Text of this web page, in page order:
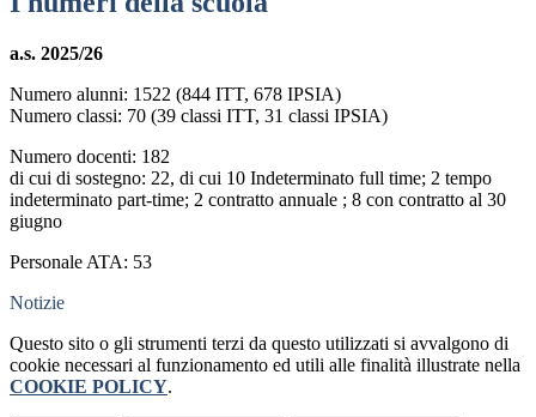
a.s. 2025/26
Numero alunni: 1522 (844 ITT, 678 IPSIA)
Numero classi: 70 (39 classi ITT, 31 classi IPSIA)
Numero docenti: 182
di cui di sostegno: 22, di cui 10 Indeterminato full time; 2 tempo
indeterminato part-time; 2 contratto annuale ; 8 con contratto al 30
giugno
Personale ATA: 53
Notizie
Questo sito o gli strumenti terzi da questo utilizzati si avvalgono di
cookie necessari al funzionamento ed utili alle finalità illustrate nella
COOKIE POLICY.